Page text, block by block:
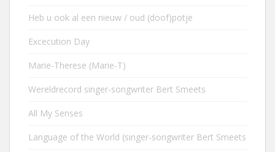
Heb u ook al een nieuw / oud (doof)potje
Excecution Day
Marie-Therese (Marie-T)
Wereldrecord singer-songwriter Bert Smeets
All My Senses
Language of the World (singer-songwriter Bert Smeets